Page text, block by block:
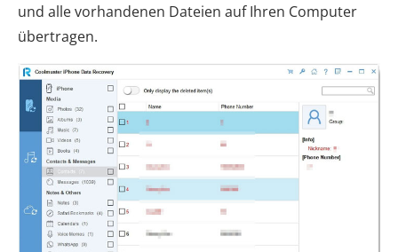
und alle vorhandenen Dateien auf Ihren Computer
übertragen.